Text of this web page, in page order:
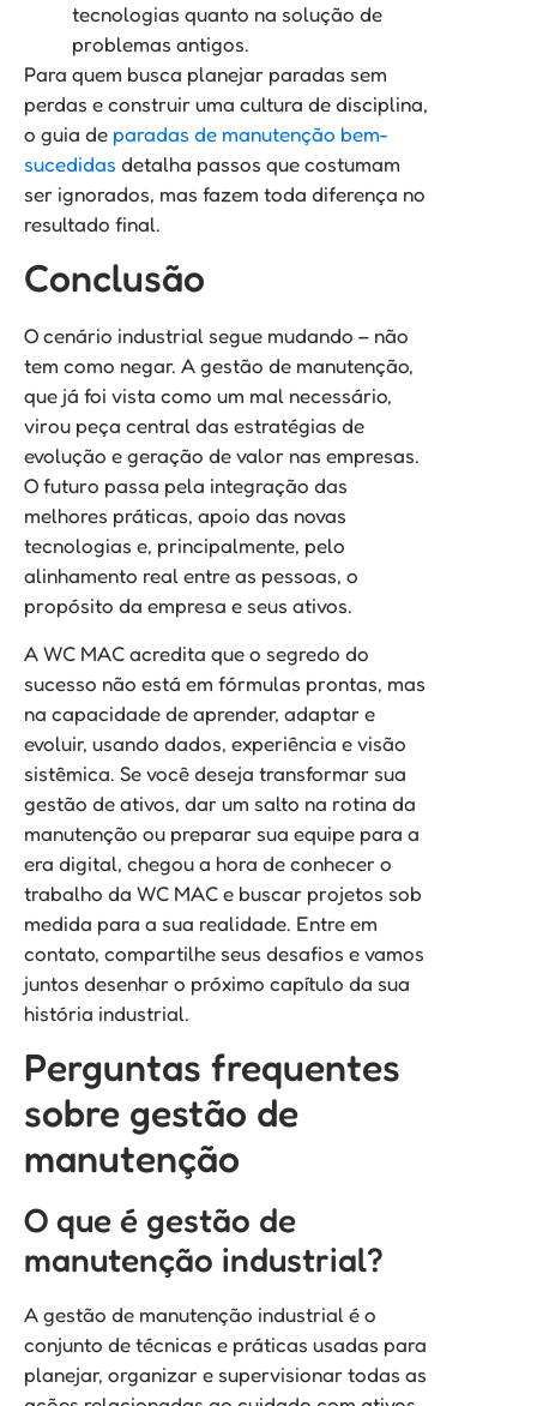
tecnologias quanto na solução de
problemas antigos.
Para quem busca planejar paradas sem
perdas e construir uma cultura de disciplina,
o guia de paradas de manutenção bem-
sucedidas detalha passos que costumam
ser ignorados, mas fazem toda diferença no
resultado final.
Conclusão
O cenário industrial segue mudando – não
tem como negar. A gestão de manutenção,
que já foi vista como um mal necessário,
virou peça central das estratégias de
evolução e geração de valor nas empresas.
O futuro passa pela integração das
melhores práticas, apoio das novas
tecnologias e, principalmente, pelo
alinhamento real entre as pessoas, o
propósito da empresa e seus ativos.
A WC MAC acredita que o segredo do
sucesso não está em fórmulas prontas, mas
na capacidade de aprender, adaptar e
evoluir, usando dados, experiência e visão
sistêmica. Se você deseja transformar sua
gestão de ativos, dar um salto na rotina da
manutenção ou preparar sua equipe para a
era digital, chegou a hora de conhecer o
trabalho da WC MAC e buscar projetos sob
medida para a sua realidade. Entre em
contato, compartilhe seus desafios e vamos
juntos desenhar o próximo capítulo da sua
história industrial.
Perguntas frequentes
sobre gestão de
manutenção
O que é gestão de
manutenção industrial?
A gestão de manutenção industrial é o
conjunto de técnicas e práticas usadas para
planejar, organizar e supervisionar todas as